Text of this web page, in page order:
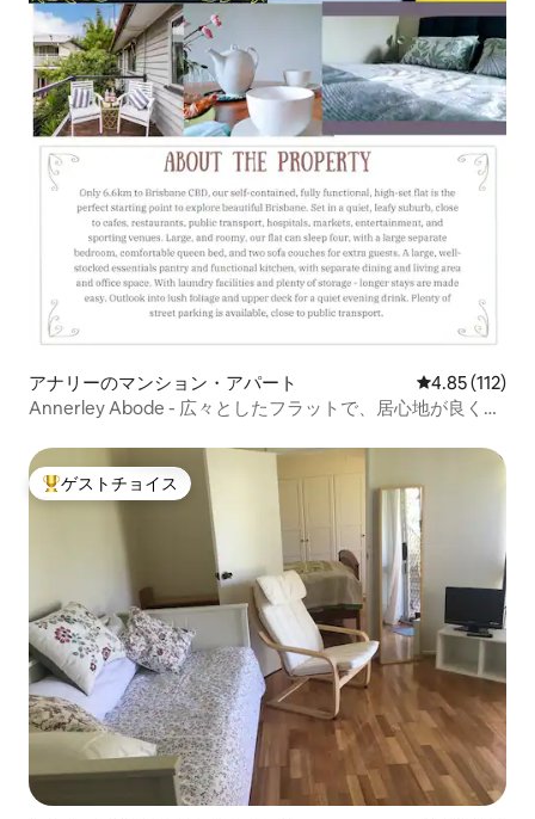
アナリーのマンション・アパート レビュー112
4.85 (112)
Annerley Abode - 広々としたフラットで、居心地が良く、
大好評のゲストチョイスです。
ゲストチョイス